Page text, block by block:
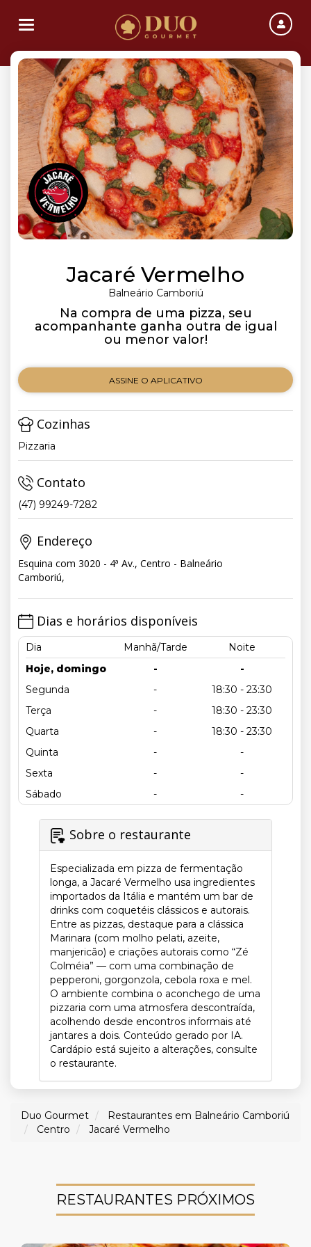
Toggle navigation
Jacaré Vermelho
Balneário Camboriú
Na compra de uma pizza, seu
acompanhante ganha outra de igual
ou menor valor!
ASSINE O APLICATIVO
Cozinhas
Pizzaria
Contato
(47) 99249-7282
Endereço
Esquina com 3020 - 4ª Av., Centro - Balneário
Camboriú,
Dias e horários disponíveis
Dia Manhã/Tarde
Noite
Hoje, domingo
-
-
Segunda
-
18:30 - 23:30
Terça
-
18:30 - 23:30
Quarta
-
18:30 - 23:30
Quinta
-
-
Sexta
-
-
Sábado
- -
Sobre o restaurante
Especializada em pizza de fermentação
longa, a Jacaré Vermelho usa ingredientes
importados da Itália e mantém um bar de
drinks com coquetéis clássicos e autorais.
Entre as pizzas, destaque para a clássica
Marinara (com molho pelati, azeite,
manjericão) e criações autorais como “Zé
Colméia” — com uma combinação de
pepperoni, gorgonzola, cebola roxa e mel.
O ambiente combina o aconchego de uma
pizzaria com uma atmosfera descontraída,
acolhendo desde encontros informais até
jantares a dois. Conteúdo gerado por IA.
Cardápio está sujeito a alterações, consulte
o restaurante.
Duo Gourmet
Restaurantes em Balneário Camboriú
Centro
Jacaré Vermelho
RESTAURANTES PRÓXIMOS